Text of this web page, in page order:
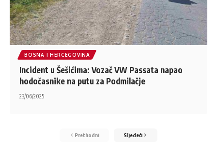
BOSNA I HERCEGOVINA
Incident u Šešićima: Vozač VW Passata napao
hodočasnike na putu za Podmilačje
23/06/2025
Prethodni Sljedeći